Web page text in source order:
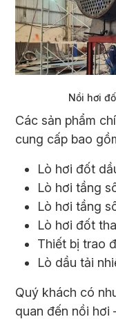
Nồi hơi
Các sản phẩm
cung cấp bao
Lò hơi đốt
Lò hơi tầng
Lò hơi tầng
Lò hơi đốt
Thiết bị trao
Lò dầu tải
Quý khách có
quan đến nồi hơi